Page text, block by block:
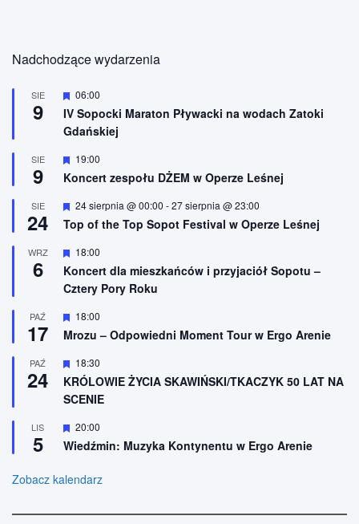
Nadchodzące wydarzenia
SIE
9
W
y
r
ó
n
o
e
06:00
IV Sopocki Maraton Pływacki na wodach Zatoki
Gdańskiej
SIE
9
W
r
ż
n
o
n
e
19:00
Koncert zespołu DŻEM w Operze Leśnej
SIE
24
W
r
ż
n
o
e
24 sierpnia @ 00:00 -27 sierpnia @ 23:00
Top of the Top Sopot Festival w Operze Leśnej
WRZ
6
W
r
ó
n
o
e
18:00
Koncert dla mieszkańców i przyjaciół Sopotu –
Cztery Pory Roku
PAŹ
17
W
r
ż
n
i
o
e
18:00
Mrozu – Odpowiedni Moment Tour w Ergo Arenie
PAŹ
24
W
y
r
ó
n
i
o
e
18:30
KRÓLOWIE ŻYCIA SKAWIŃSKI/TKACZYK 50 LAT NA
SCENIE
LIS
5
W
y
r
ż
o
20:00
Wiedźmin: Muzyka Kontynentu w Ergo Arenie
Zobacz kalendarz